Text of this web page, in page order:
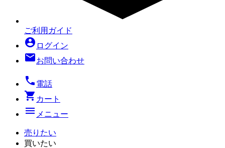
ご利用ガイド
account_circle ログイン
mailお問い合わせ
local_phone 電話
shopping_cart カート
menu メニュー
売りたい
買いたい